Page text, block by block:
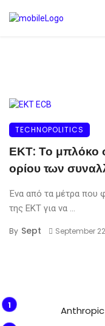
TECHNOPOLITICS
ΕΚΤ: Το μπλόκο
ορίου των
Ένα από τα μέτρα που
της ΕΚΤ για να ...
By Sept September